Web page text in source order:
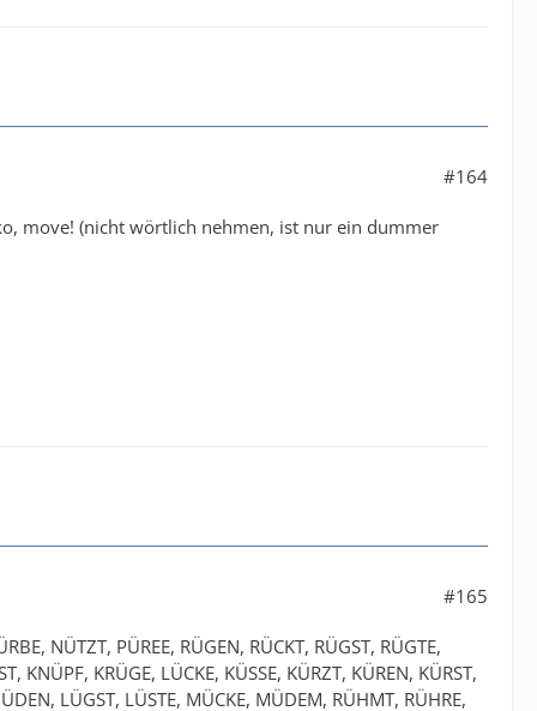
#164
move! (nicht wörtlich nehmen, ist nur ein dummer
#165
NÜTZT, PÜREE, RÜGEN, RÜCKT, RÜGST, RÜGTE,
KNÜPF, KRÜGE, LÜCKE, KÜSSE, KÜRZT, KÜREN, KÜRST,
LÜGST, LÜSTE, MÜCKE, MÜDEM, RÜHMT, RÜHRE,